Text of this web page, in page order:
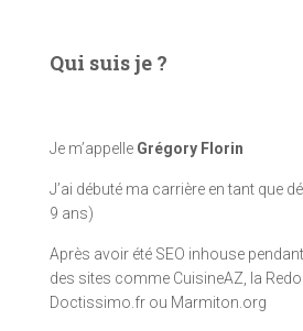
Qui suis je ?
Je m’appelle Grégory Florin
J’ai débuté ma carrière en tant que
9 ans)
Après avoir été SEO inhouse
des sites comme CuisineAZ, la
Doctissimo.fr ou Marmiton.org